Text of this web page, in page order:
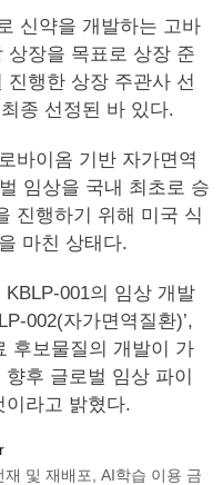
신약을 개발하는 고바
상장을 목표로 상장 준
진행한 상장 주관사 선
종 선정된 바 있다.
바이옴 기반 자가면역
임상을 국내 최초로 승
진행하기 위해 미국 식
마친 상태다.
001의 임상 개발
002(자가면역질환)’,
후보물질의 개발이 가
후 글로벌 임상 파이
이라고 밝혔다.
및 재배포, AI학습 이용 금